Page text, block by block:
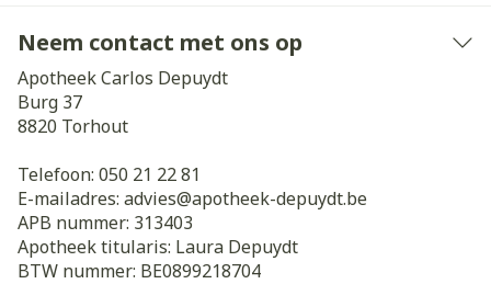
Neem contact met ons op
Apotheek Carlos Depuydt
Burg 37
8820 Torhout
Telefoon: 050 21 22 81
E-mailadres: advies@apotheek-depuydt.be
APB nummer: 313403
Apotheek titularis: Laura Depuydt
BTW nummer: BE0899218704